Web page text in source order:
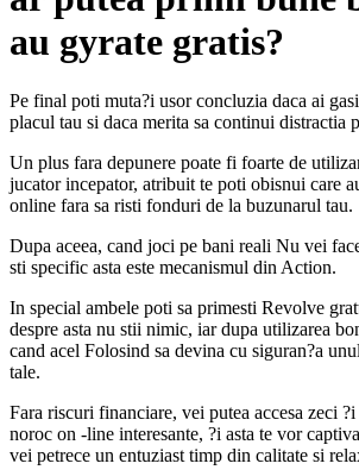
au gyrate gratis?
Pe final poti muta?i usor concluzia daca ai
placul tau si daca merita sa continui distractia
Un plus fara depunere poate fi foarte de
jucator incepator, atribuit te poti obisnui care
online fara sa risti fonduri de la buzunarul tau.
Dupa aceea, cand joci pe bani reali Nu vei
sti specific asta este mecanismul din Action.
In special ambele poti sa primesti Revolve
despre asta nu stii nimic, iar dupa utilizarea
cand acel Folosind sa devina cu siguran?a
tale.
Fara riscuri financiare, vei putea accesa zeci
noroc on -line interesante, ?i asta te vor
vei petrece un entuziast timp din calitate si